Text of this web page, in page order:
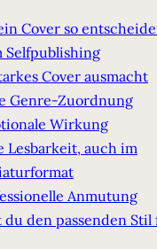
Cover so
Selfpublishing
Cover ausmacht
Genre-Zuordnung
Wirkung
Lesbarkeit, auch im
Anmutung
du den passenden